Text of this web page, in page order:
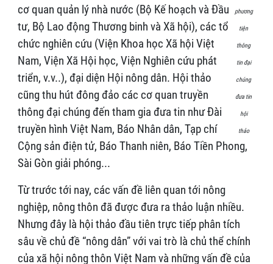
phương
tiện
thông
tin đại
chúng
đưa tin
hội
thảo
cơ quan quản lý nhà nước (Bộ Kế hoạch và Đầu
tư, Bộ Lao động Thương binh và Xã hội), các tổ
chức nghiên cứu (Viện Khoa học Xã hội Việt
Nam, Viện Xã Hội học, Viện Nghiên cứu phát
triển, v.v..), đại diện Hội nông dân. Hội thảo
cũng thu hút đông đảo các cơ quan truyền
thông đại chúng đến tham gia đưa tin như Đài
truyền hình Việt Nam, Báo Nhân dân, Tạp chí
Cộng sản điện tử, Báo Thanh niên, Báo Tiền Phong,
Sài Gòn giải phóng...
Từ trước tới nay, các vấn đề liên quan tới nông
nghiệp, nông thôn đã được đưa ra thảo luận nhiều.
Nhưng đây là hội thảo đầu tiên trực tiếp phân tích
sâu về chủ đề “nông dân” với vai trò là chủ thể chính
của xã hội nông thôn Việt Nam và những vấn đề của